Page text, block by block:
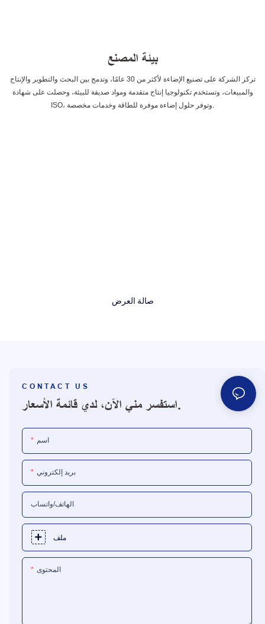
بيئة المصنع
تركز الشركة على تصنيع الإضاءة لأكثر من 30 عامًا، وتدمج بين البحث والتطوير والإنتاج
والمبيعات، وتستخدم تكنولوجيا إنتاج متقدمة ومواد صديقة للبيئة، وحصلت على شهادة
ISO، وتوفر حلول إضاءة موفرة للطاقة وخدمات مخصصة.
صالة العرض
CONTACT US
استفسر مني الآن، لدي قائمة الأسعار.
اسم
بريد إلكتروني
الهاتف/واتساب
ملف
المحتوى